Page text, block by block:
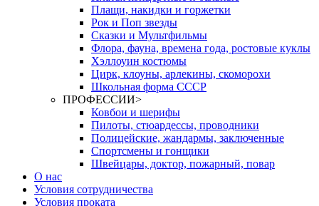
Плащи, накидки и горжетки
Рок и Поп звезды
Сказки и Мультфильмы
Флора, фауна, времена года, ростовые куклы
Хэллоуин костюмы
Цирк, клоуны, арлекины, скоморохи
Школьная форма СССР
ПРОФЕССИИ>
Ковбои и шерифы
Пилоты, стюардессы, проводники
Полицейские, жандармы, заключенные
Спортсмены и гонщики
Швейцары, доктор, пожарный, повар
О нас
Условия сотрудничества
Условия проката